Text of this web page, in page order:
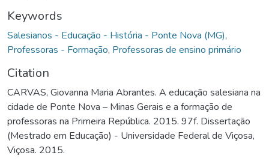
Keywords
Salesianos - Educação - História - Ponte Nova (MG),
Professoras - Formação, Professoras de ensino primário
Citation
CARVAS, Giovanna Maria Abrantes. A educação salesiana na
cidade de Ponte Nova – Minas Gerais e a formação de
professoras na Primeira República. 2015. 97f. Dissertação
(Mestrado em Educação) - Universidade Federal de Viçosa,
Viçosa. 2015.